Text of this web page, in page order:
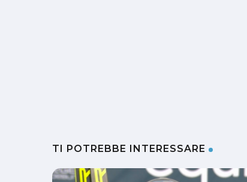
TI POTREBBE INTERESSARE